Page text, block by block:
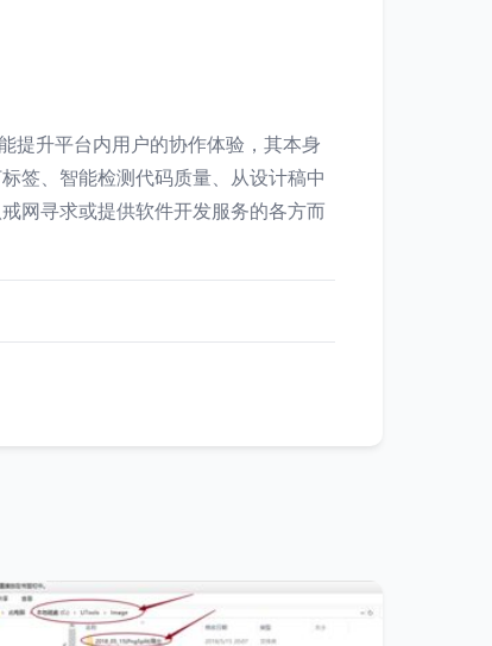
提升平台内用户的协作体验，其本身
签、智能检测代码质量、从设计稿中
网寻求或提供软件开发服务的各方而